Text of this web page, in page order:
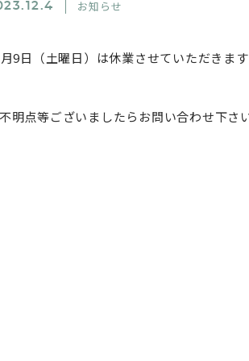
お知らせ
9日（土曜日）は休業させていただきま
明点等ございましたらお問い合わせ下さ